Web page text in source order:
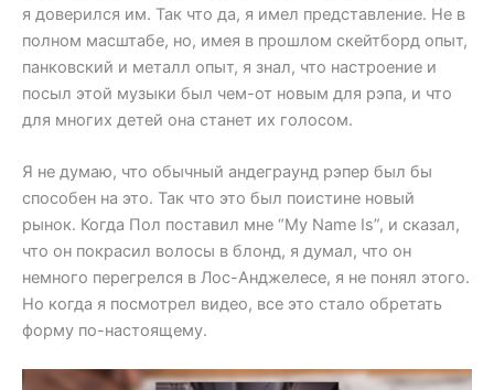
я доверился им. Так что да, я имел представление. Не в
полном масштабе, но, имея в прошлом скейтборд опыт,
панковский и металл опыт, я знал, что настроение и
посыл этой музыки был чем-от новым для рэпа, и что
для многих детей она станет их голосом.
Я не думаю, что обычный андеграунд рэпер был бы
способен на это. Так что это был поистине новый
рынок. Когда Пол поставил мне “My Name Is”, и сказал,
что он покрасил волосы в блонд, я думал, что он
немного перегрелся в Лос-Анджелесе, я не понял этого.
Но когда я посмотрел видео, все это стало обретать
форму по-настоящему.